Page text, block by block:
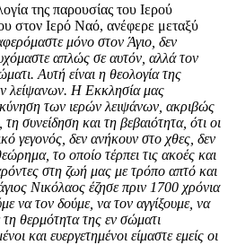
της παρουσίας του Ιερού
στον Ιερό Ναό, ανέφερε μεταξύ
μόνο στον Άγιο, δεν
απλώς σε αυτόν, αλλά τον
Αυτή είναι η θεολογία της
λείψανων. Η Εκκλησία μας
των ιερών λειψάνων, ακριβώς
συνείδηση και τη βεβαιότητα, ότι οι
γεγονός, δεν ανήκουν στο χθες, δεν
το οποίο τέρπει τις ακοές και
στη ζωή μας με τρόπο απτό και
Νικόλαος έζησε πριν 1700 χρόνια
να τον δούμε, να τον αγγίξουμε, να
θερμότητα της εν σώματι
και ευεργετημένοι είμαστε εμείς οι